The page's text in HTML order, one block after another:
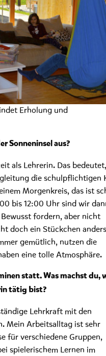
Erholung und
Sonneninsel aus?
als Lehrerin. Das
die schulpflichtigen
Morgenkreis, das ist
bis 12:00 Uhr sind wir
fordern, aber nicht
doch ein Stückchen
gemütlich, nutzen die
eine tolle Atmosphäre.
statt. Was machst du,
tätig bist?
Lehrkraft mit den
Mein Arbeitsalltag ist sehr
für verschiedene Gruppen,
spielerischem Lernen im